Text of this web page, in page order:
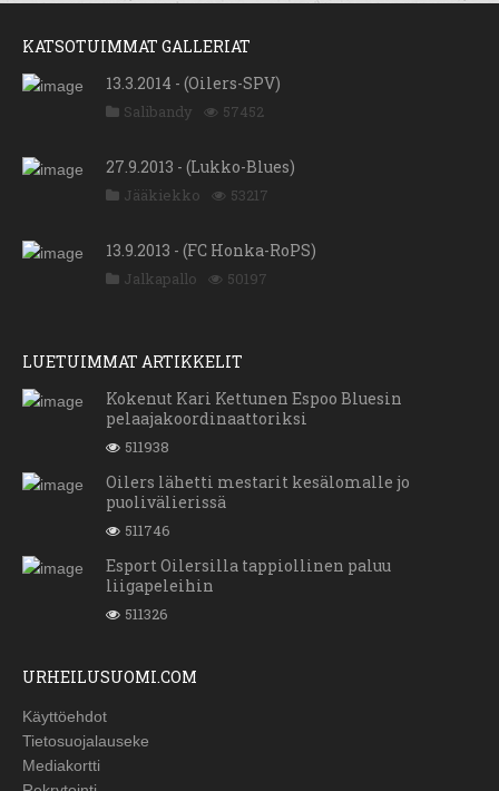
KATSOTUIMMAT GALLERIAT
13.3.2014 - (Oilers-SPV)
Salibandy 57452
27.9.2013 - (Lukko-Blues)
Jääkiekko 53217
13.9.2013 - (FC Honka-RoPS)
Jalkapallo 50197
LUETUIMMAT ARTIKKELIT
Kokenut Kari Kettunen Espoo Bluesin
pelaajakoordinaattoriksi
511938
Oilers lähetti mestarit kesälomalle jo
puolivälierissä
511746
Esport Oilersilla tappiollinen paluu
liigapeleihin
511326
URHEILUSUOMI.COM
Käyttöehdot
Tietosuojalauseke
Mediakortti